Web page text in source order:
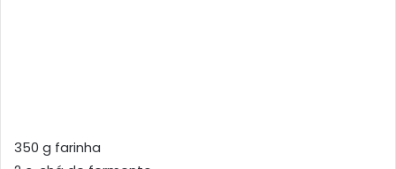
350 g farinha